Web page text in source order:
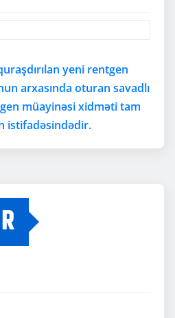
yeni rentgen
arxasında oturan savadlı
müayinəsi xidməti tam
istifadəsindədir.